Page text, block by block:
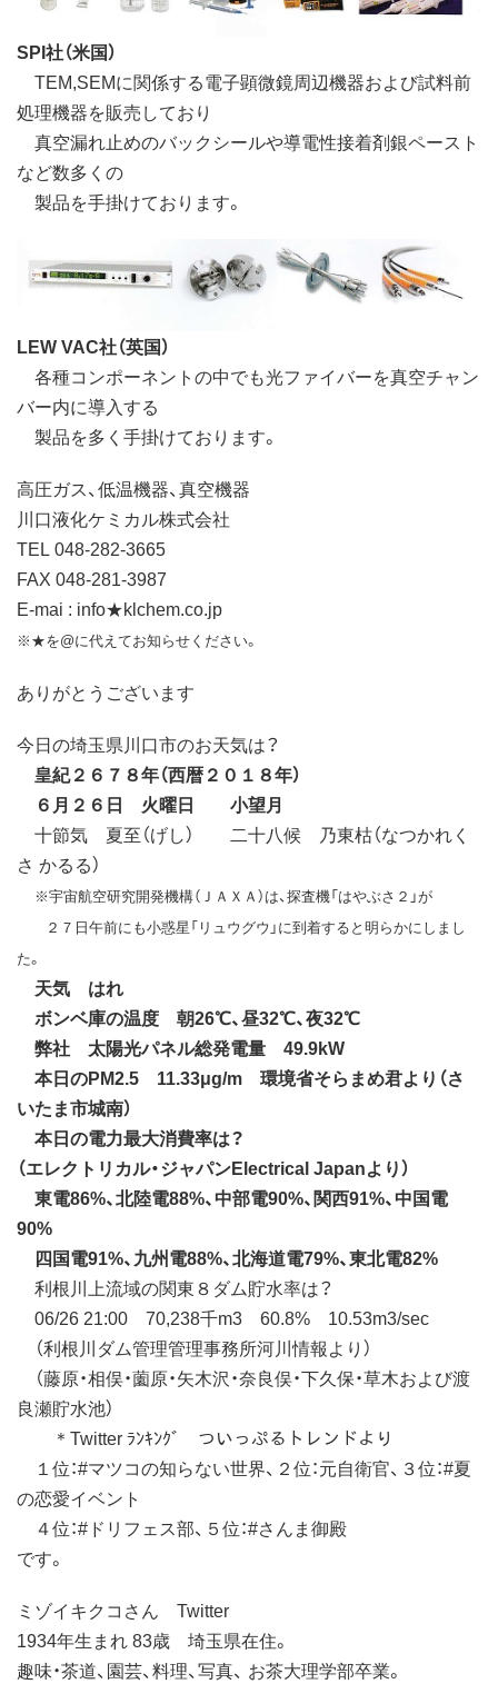
SPI社（米国）
TEM,SEMに関係する電子顕微鏡周辺機器および試料前
処理機器を販売しており
真空漏れ止めのバックシールや導電性接着剤銀ペースト
など数多くの
製品を手掛けております。
LEW VAC社（英国）
各種コンポーネントの中でも光ファイバーを真空チャン
バー内に導入する
製品を多く手掛けております。
高圧ガス、低温機器、真空機器
川口液化ケミカル株式会社
TEL 048-282-3665
FAX 048-281-3987
E-mai : info★klchem.co.jp
※★を@に代えてお知らせください。
ありがとうございます
今日の埼玉県川口市のお天気は？
皇紀２６７８年（西暦２０１８年）
６月２６日 火曜日 小望月
十節気 夏至（げし） 二十八候 乃東枯（なつかれく
さ かるる）
※宇宙航空研究開発機構（ＪＡＸＡ）は、探査機「はやぶさ２」が
２７日午前にも小惑星「リュウグウ」に到着すると明らかにしまし
た。
天気 はれ
ボンベ庫の温度 朝26℃、昼32℃、夜32℃
弊社 太陽光パネル総発電量 49.9kW
本日のPM2.5 11.33μg/m 環境省そらまめ君より（さ
いたま市城南）
本日の電力最大消費率は？
（エレクトリカル・ジャパンElectrical Japanより）
東電86%、北陸電88%、中部電90%、関西91%、中国電
90%
四国電91%、九州電88%、北海道電79%、東北電82%
利根川上流域の関東８ダム貯水率は？
06/26 21:00 70,238千m3 60.8% 10.53m3/sec
（利根川ダム管理管理事務所河川情報より）
（藤原・相俣・薗原・矢木沢・奈良俣・下久保・草木および渡
良瀬貯水池）
＊Twitter ﾗﾝｷﾝｸﾞ ついっぷるトレンドより
１位：#マツコの知らない世界、２位：元自衛官、３位：#夏
の恋愛イベント
４位：#ドリフェス部、５位：#さんま御殿
です。
ミゾイキクコさん Twitter
1934年生まれ 83歳 埼玉県在住。
趣味・茶道、園芸、料理、写真、 お茶大理学部卒業。